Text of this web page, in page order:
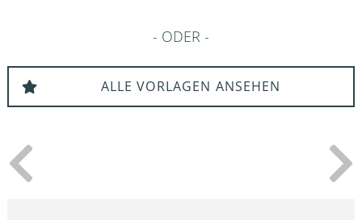
ODER
ALLE VORLAGEN ANSEHEN